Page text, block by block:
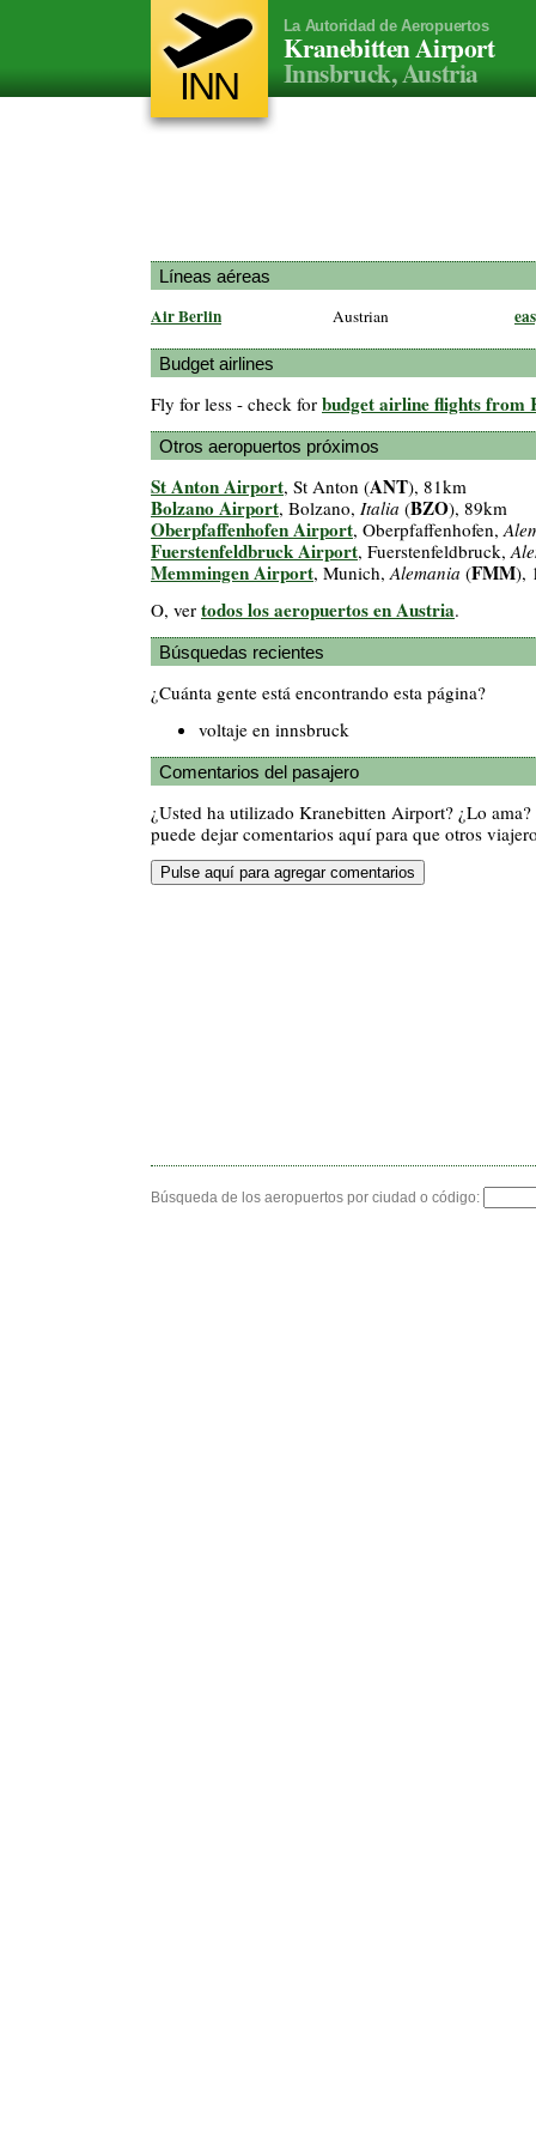
INN
La Autoridad de Aeropuertos
Kranebitten Airport
Innsbruck, Austria
Líneas aéreas
Air Berlin Austrian
Budget airlines
Fly for less - check for budget airline flights
Otros aeropuertos próximos
St Anton Airport, St Anton (ANT), 81km
Bolzano Airport, Bolzano, Italia (BZO), 89km
Oberpfaffenhofen Airport, Oberpfaffenhofen,
Fuerstenfeldbruck Airport, Fuerstenfeldbruck,
Memmingen Airport, Munich, Alemania (FMM),
O, ver todos los aeropuertos en Austria.
Búsquedas recientes
¿Cuánta gente está encontrando esta página?
voltaje en innsbruck
Comentarios del pasajero
¿Usted ha utilizado Kranebitten Airport? ¿Lo
puede dejar comentarios aquí para que otros
Búsqueda de los aeropuertos por ciudad o código: